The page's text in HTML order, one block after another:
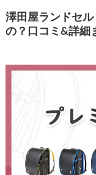
澤田屋ランドセ
の？口コミ&詳細